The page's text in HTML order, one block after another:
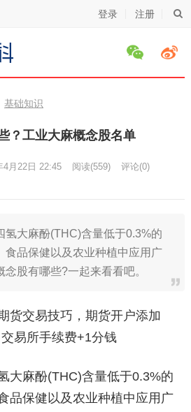
登录 注册
基础知识
？工业大麻概念股名单
4月22日 22:45 阅读(559) 评论(0)
大麻酚(THC)含量低于0.3%的
食品保健以及农业种植中应用广
股有哪些?一起来看看吧。
货交易技巧，期货开户添加
易所手续费+1分钱
麻酚(THC)含量低于0.3%的
品保健以及农业种植中应用广